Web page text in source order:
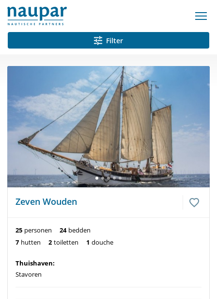
Filter
Zeven Wouden
25 personen 24 bedden
7 hutten 2 toiletten 1 douche
Thuishaven:
Stavoren